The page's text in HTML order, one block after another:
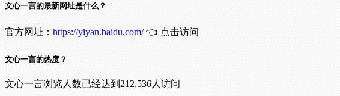
文心一言的最新网址是什么？
官方网址： https://yiyan.baidu.com/👈 点击访问
文心一言的热度？
文心一言浏览人数已经达到212,536人访问